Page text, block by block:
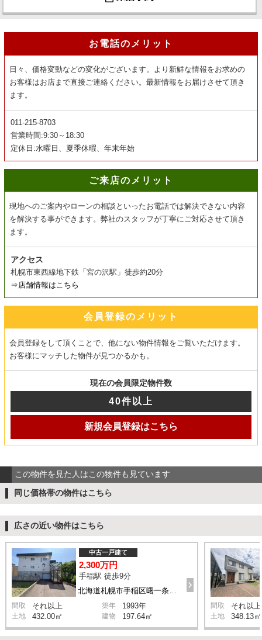
お電話のメリット
日々、価格変動などの変化がございます。より新鮮な情報をお求めの
お客様はお店まで直接ご連絡ください。最新情報をお届けさせて頂き
ます。
011-215-8703
営業時間:9:30～18:30
定休日:水曜日、夏季休暇、年末年始
ご来店のメリット
現地へのご案内やローンの相談といったお電話では解決できない内容
を解決する事ができます。弊社のスタッフが丁寧にご対応させて頂き
ます。
アクセス
札幌市東西線地下鉄「宮の沢駅」徒歩約20分
⇒ 店舗情報はこちら
会員登録のメリット
会員登録をして頂くことで、他にない物件情報をご覧いただけます。
お客様にマッチした物件が見つかるかも。
現在の会員限定物件数
40件以上
新規会員登録はこちら
この物件を見た人はこの物件も見ています
同じ価格帯の物件はこちら
広さの近い物件はこちら
北海道札幌市手稲区曙一条1丁目
中古一戸建て
2,300万円
手稲駅 徒歩9分
間取 それ以上 築年 1993年
土地 432.00㎡ 建物 197.64㎡
間取 それ以上
土地 348.13㎡